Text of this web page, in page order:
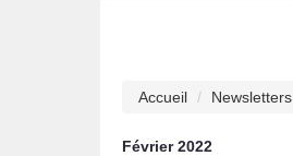
Accueil Newsletters
Février 2022